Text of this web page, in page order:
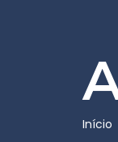
Início